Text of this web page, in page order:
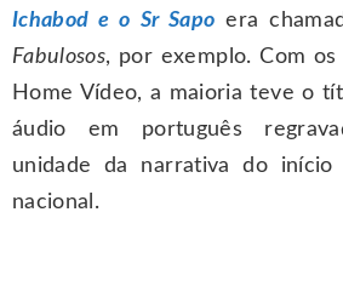
Ichabod e o Sr Sapo era
Fabulosos, por exemplo. Com
Home Vídeo, a maioria teve o
áudio em português
unidade da narrativa do
nacional.